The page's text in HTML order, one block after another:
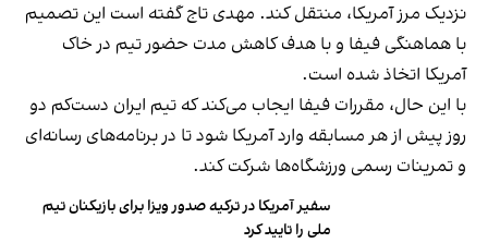
نزدیک مرز آمریکا، منتقل کند. مهدی تاج گفته است این تصمیم
با هماهنگی فیفا و با هدف کاهش مدت حضور تیم در خاک
آمریکا اتخاذ شده است.
با این حال، مقررات فیفا ایجاب می‌کند که تیم ایران دست‌کم دو
روز پیش از هر مسابقه وارد آمریکا شود تا در برنامه‌های رسانه‌ای
و تمرینات رسمی ورزشگاه‌ها شرکت کند.
سفیر آمریکا در ترکیه صدور ویزا برای بازیکنان تیم
ملی را تایید کرد